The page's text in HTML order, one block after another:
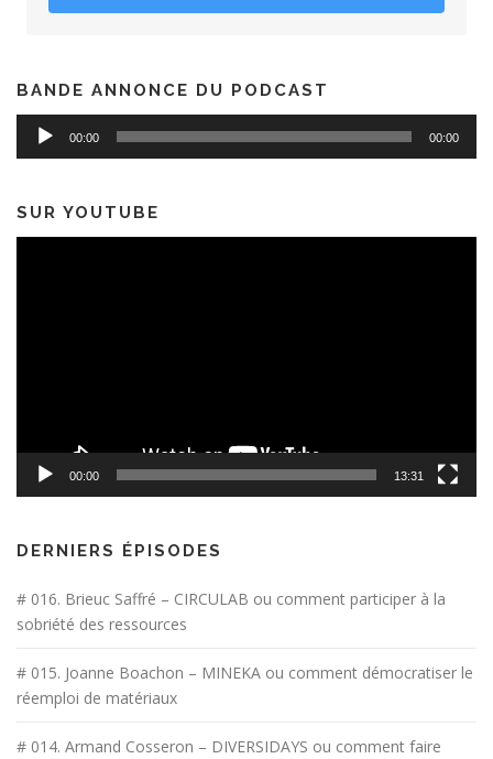
BANDE ANNONCE DU PODCAST
Lecteur
audio
00:00 00:00
SUR YOUTUBE
00:00 13:31
DERNIERS ÉPISODES
# 016. Brieuc Saffré – CIRCULAB ou comment participer à la
sobriété des ressources
# 015. Joanne Boachon – MINEKA ou comment démocratiser le
réemploi de matériaux
# 014. Armand Cosseron – DIVERSIDAYS ou comment faire